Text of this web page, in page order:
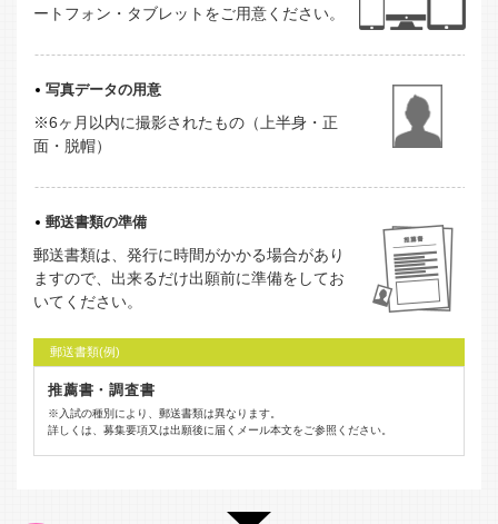
ートフォン・タブレットをご用意ください。
写真データの用意
※6ヶ月以内に撮影されたもの（上半身・正
面・脱帽）
郵送書類の準備
郵送書類は、発行に時間がかかる場合があり
ますので、出来るだけ出願前に準備をしてお
いてください。
郵送書類(例)
推薦書・調査書
※入試の種別により、郵送書類は異なります。
詳しくは、募集要項又は出願後に届くメール本文をご参照ください。